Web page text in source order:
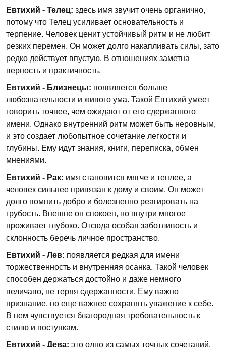
Евтихий - Телец: здесь имя звучит очень органично,
потому что Телец усиливает основательность и
терпение. Человек ценит устойчивый ритм и не любит
резких перемен. Он может долго накапливать силы, зато
редко действует впустую. В отношениях заметна
верность и практичность.
Евтихий - Близнецы: появляется больше
любознательности и живого ума. Такой Евтихий умеет
говорить точнее, чем ожидают от его сдержанного
имени. Однако внутренний ритм может быть неровным,
и это создает любопытное сочетание легкости и
глубины. Ему идут знания, книги, переписка, обмен
мнениями.
Евтихий - Рак: имя становится мягче и теплее, а
человек сильнее привязан к дому и своим. Он может
долго помнить добро и болезненно реагировать на
грубость. Внешне он спокоен, но внутри многое
проживает глубоко. Отсюда особая заботливость и
склонность беречь личное пространство.
Евтихий - Лев: появляется редкая для имени
торжественность и внутренняя осанка. Такой человек
способен держаться достойно и даже немного
величаво, не теряя сдержанности. Ему важно
признание, но еще важнее сохранять уважение к себе.
В нем чувствуется благородная требовательность к
стилю и поступкам.
Евтихий - Дева: это одно из самых точных сочетаний.